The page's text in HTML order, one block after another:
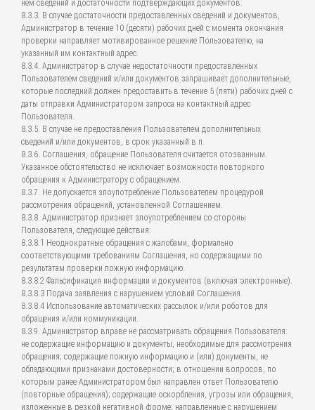
нем сведений и достаточности подтверждающих документов.
8.3.3. В случае достаточности предоставленных сведений и документов,
Администратор в течение 10 (десяти) рабочих дней с момента окончания
проверки направляет мотивированное решение Пользователю, на
указанный им контактный адрес.
8.3.4. Администратор в случае недостаточности предоставленных
Пользователем сведений и/или документов запрашивает дополнительные,
которые последний должен предоставить в течение 5 (пяти) рабочих дней с
даты отправки Администратором запроса на контактный адрес
Пользователя.
8.3.5. В случае не предоставления Пользователем дополнительных
сведений и/или документов, в срок указанный в п.
8.3.6. Соглашения, обращение Пользователя считается отозванным.
Указанное обстоятельство не исключает возможности повторного
обращения к Администратору с обращением.
8.3.7. Не допускается злоупотребление Пользователем процедурой
рассмотрения обращений, установленной Соглашением.
8.3.8. Администратор признает злоупотреблением со стороны
Пользователя, следующие действия:
8.3.8.1 Неоднократные обращения с жалобами, формально
соответствующими требованиям Соглашения, но содержащими по
результатам проверки ложную информацию.
8.3.8.2 Фальсификация информации и документов (включая электронные).
8.3.8.3 Подача заявления с нарушением условий Соглашения.
8.3.8.4 Использование автоматических рассылок и/или роботов для
обращения и/или коммуникации.
8.3.9. Администратор вправе не рассматривать обращения Пользователя:
не содержащие информацию и документы, необходимые для рассмотрения
обращения; содержащие ложную информацию и (или) документы, не
обладающими признаками достоверности; в отношении вопросов, по
которым ранее Администратором был направлен ответ Пользователю
(повторные обращения); содержащие оскорбления, угрозы или обращения,
изложенные в резкой негативной форме; направленные с нарушением